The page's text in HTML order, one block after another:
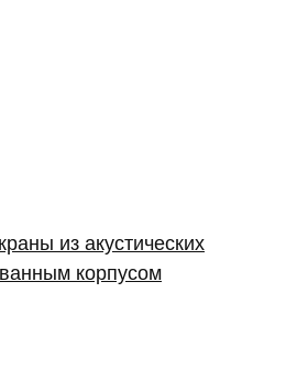
из акустических
корпусом